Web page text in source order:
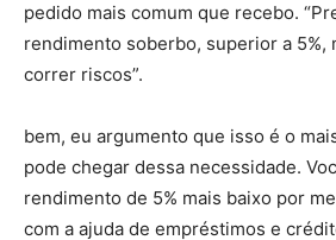
pedido mais comum que recebo.
rendimento soberbo, superior a 5%,
correr riscos”.
bem, eu argumento que isso é o
pode chegar dessa necessidade.
rendimento de 5% mais baixo por
com a ajuda de empréstimos e